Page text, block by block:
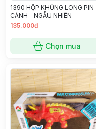
1390 HỘP KHỦNG LONG PIN
CÁNH - NGẪU NHIÊN
135.000đ
Chọn mua